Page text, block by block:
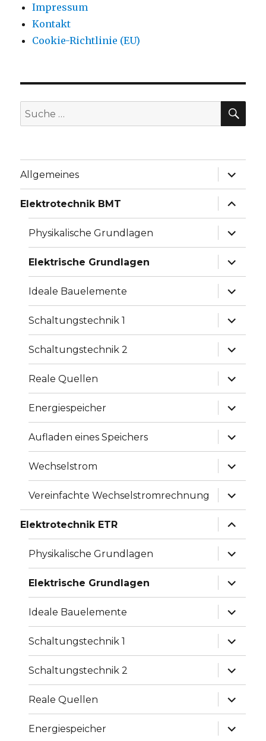
Impressum
Kontakt
Cookie-Richtlinie (EU)
Suche
nach:
Allgemeines
Elektrotechnik BMT
Physikalische Grundlagen
Elektrische Grundlagen
Ideale Bauelemente
Schaltungstechnik 1
Schaltungstechnik 2
Reale Quellen
Energiespeicher
Aufladen eines Speichers
Wechselstrom
Vereinfachte Wechselstromrechnung
Elektrotechnik ETR
Physikalische Grundlagen
Elektrische Grundlagen
Ideale Bauelemente
Schaltungstechnik 1
Schaltungstechnik 2
Reale Quellen
Energiespeicher